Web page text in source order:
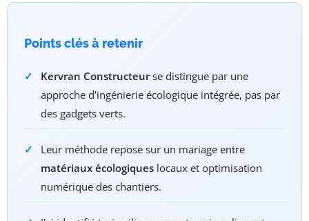
Points clés à retenir
Kervran Constructeurse distingue par une
approche d'ingénierie écologique intégrée, pas par
des gadgets verts.
Leur méthode repose sur un mariage entre
matériaux écologiques locaux et optimisation
numérique des chantiers.